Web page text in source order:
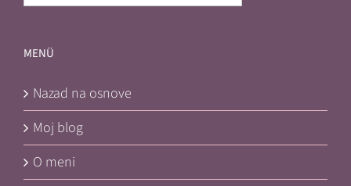
MENÜ
Nazad na osnove
Moj blog
O meni